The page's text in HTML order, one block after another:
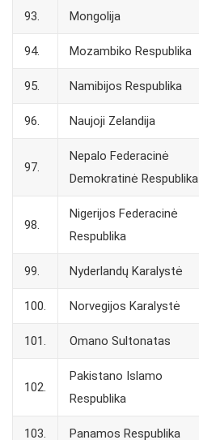
93. Mongolija
94. Mozambiko Respublika
95. Namibijos Respublika
96. Naujoji Zelandija
97.
Nepalo Federacinė
Demokratinė Respublika
98.
Nigerijos Federacinė
Respublika
99. Nyderlandų Karalystė
100. Norvegijos Karalystė
101. Omano Sultonatas
102.
Pakistano Islamo
Respublika
103. Panamos Respublika